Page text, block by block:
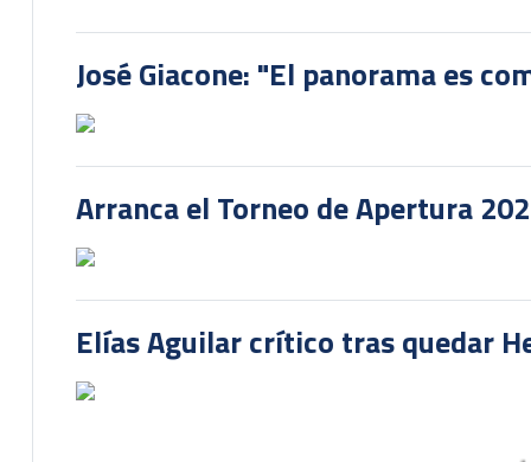
José Giacone: "El panorama es
Arranca el Torneo de Apertura
Elías Aguilar crítico tras quedar